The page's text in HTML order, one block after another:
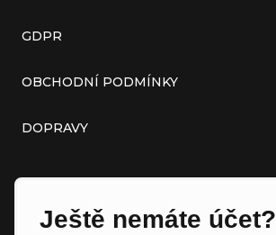
GDPR
OBCHODNÍ PODMÍNKY
DOPRAVY
Ještě nemáte účet?